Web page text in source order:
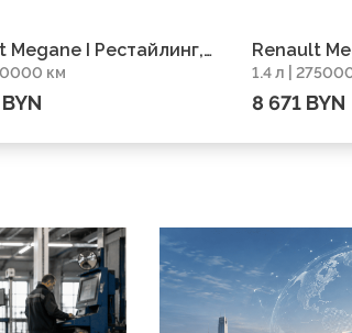
Megane I Рестайлинг,
370000 км
км
Renault
275000 км
1.4 л |
8 671 BYN